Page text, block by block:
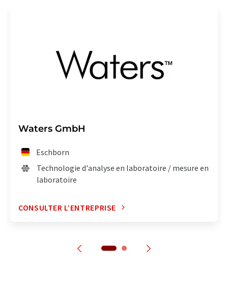
Waters GmbH
Eschborn
Technologie d'analyse en laboratoire / mesure en
laboratoire
CONSULTER L’ENTREPRISE